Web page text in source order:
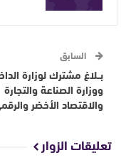
السابق
بــلاغ مشترك لوزارة
ووزارة الصناعة والتجارة
والاقتصاد الأخضر
تعليقات الزوار